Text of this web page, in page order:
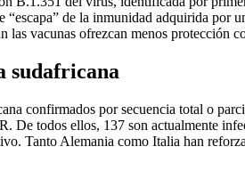
“escapa” de la inmunidad adquirida
las vacunas ofrezcan menos protección
sudafricana
confirmados por secuencia total o
De todos ellos, 137 son actualmente
Tanto Alemania como Italia han